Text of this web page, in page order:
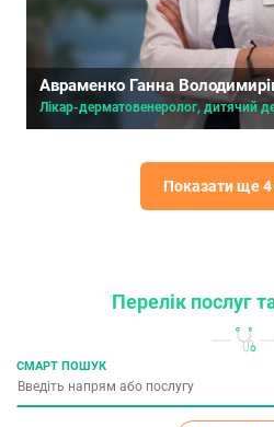
Авраменко Ганна
Показати ще 4
Перелік послуг
СМАРТ ПОШУК